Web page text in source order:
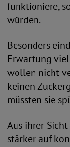
funktioniere,
würden.
Besonders
Erwartung
wollen nicht
keinen
müssten sie
Aus ihrer
stärker auf